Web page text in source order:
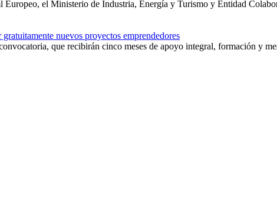
el Ministerio de Industria, Energía y Turismo y Entidad
nuevos proyectos emprendedores
que recibirán cinco meses de apoyo integral, formación y
para impulsar gratuitamente nuevos proyectos emprendedores